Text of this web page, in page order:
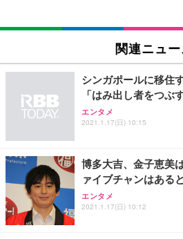
Sezlife オフィスチェア
能 人間工学 椅子 腰サポ
レスト 3Dヘッドレスト
ョン PCチェア 通気性
務用 おしゃれ パソコン
Sezlife オフィスチェア
ワーク チェア 強化バッ
能 人間工学 椅子 腰サポ
ョン PCチェア 通気性メ
務用 おしゃれ パソコン
ANDWINT オフィスチェ
ッシュ 通気性 ランバー
ス圧無段階昇降 360度回
【純正品】27"ゲーミン
フック付き（CFI-ZDM1J
￥49,979
【整備済み品】Dell
ー フルHD（1920×1080
ort/VGA スピーカー内蔵
【MiniLED/24.5inch/
HOOTER Gaming
グモニター QD 24.5イン
ネオ・ルーライフ ネオ
￥1,800
Smart Basic(スマート
限定】 Smart Basic アイ
超厚型 お徳用 ワイド
アイリスオーヤマ ペッ
ュラー 200枚入【
関連ニュー
シンガポールに移住
「はみ出し者をつぶ
エンタメ
2021.1.17(日) 10:15
博多大吉、金子恵美
ァイブチャンはある
エンタメ
2021.1.17(日) 10:12